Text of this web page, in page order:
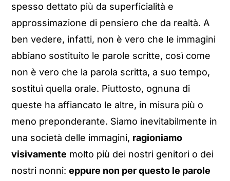
spesso dettato più da superficialità e
approssimazione di pensiero che da realtà. A
ben vedere, infatti, non è vero che le immagini
abbiano sostituito le parole scritte, così come
non è vero che la parola scritta, a suo tempo,
sostituì quella orale. Piuttosto, ognuna di
queste ha affiancato le altre, in misura più o
meno preponderante. Siamo inevitabilmente in
una società delle immagini, ragioniamo
visivamente molto più dei nostri genitori o dei
nostri nonni:eppure non per questo le parole